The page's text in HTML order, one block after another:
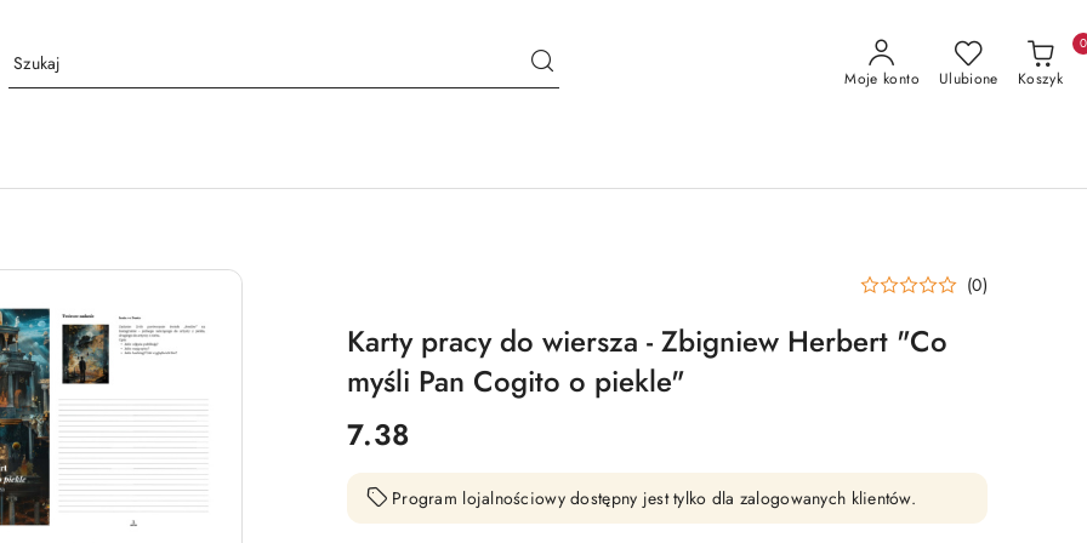
Moje konto Ulubione Koszyk
0
(0)
Karty pracy do wiersza - Zbigniew Herbert "Co
myśli Pan Cogito o piekle"
cena:
7.38
Program lojalnościowy dostępny jest tylko dla zalogowanych klientów.